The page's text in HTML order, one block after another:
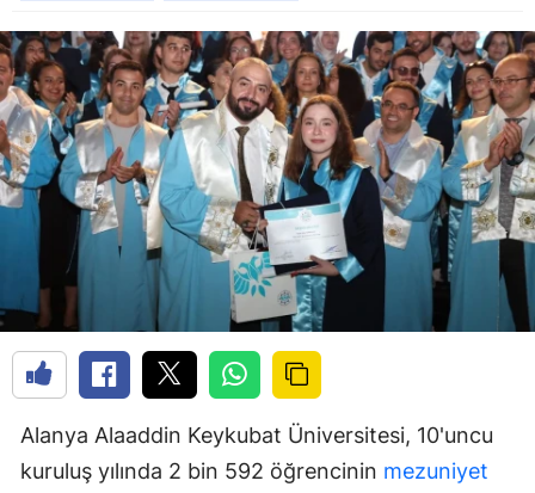
Alanya Alaaddin Keykubat Üniversitesi, 10'uncu
kuruluş yılında 2 bin 592 öğrencinin mezuniyet